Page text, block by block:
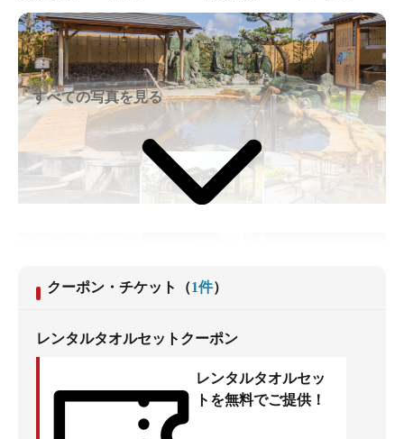
すべての写真を見る
クーポン・チケット （1件）
レンタルタオルセットクーポン
レンタルタオルセッ
トを無料でご提供！